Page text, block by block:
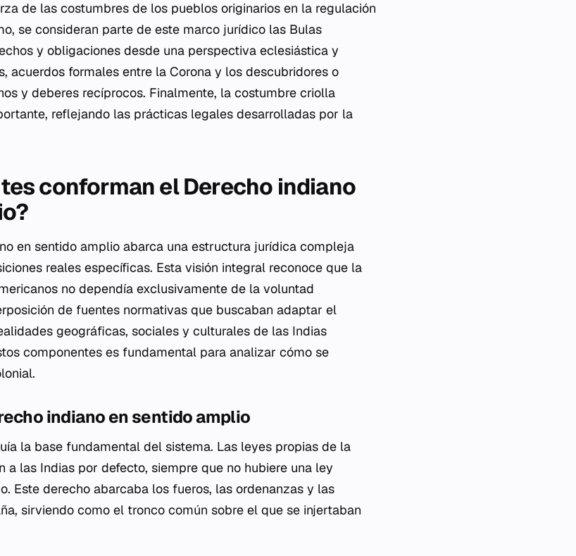
de las costumbres de los pueblos originarios en la regulación
se consideran parte de este marco jurídico las Bulas
y obligaciones desde una perspectiva eclesiástica y
acuerdos formales entre la Corona y los descubridores o
y deberes recíprocos. Finalmente, la costumbre criolla
reflejando las prácticas legales desarrolladas por la
conforman el Derecho indiano
en sentido amplio abarca una estructura jurídica compleja
reales específicas. Esta visión integral reconoce que la
no dependía exclusivamente de la voluntad
de fuentes normativas que buscaban adaptar el
geográficas, sociales y culturales de las Indias
componentes es fundamental para analizar cómo se
indiano en sentido amplio
la base fundamental del sistema. Las leyes propias de la
a las Indias por defecto, siempre que no hubiere una ley
Este derecho abarcaba los fueros, las ordenanzas y las
sirviendo como el tronco común sobre el que se injertaban